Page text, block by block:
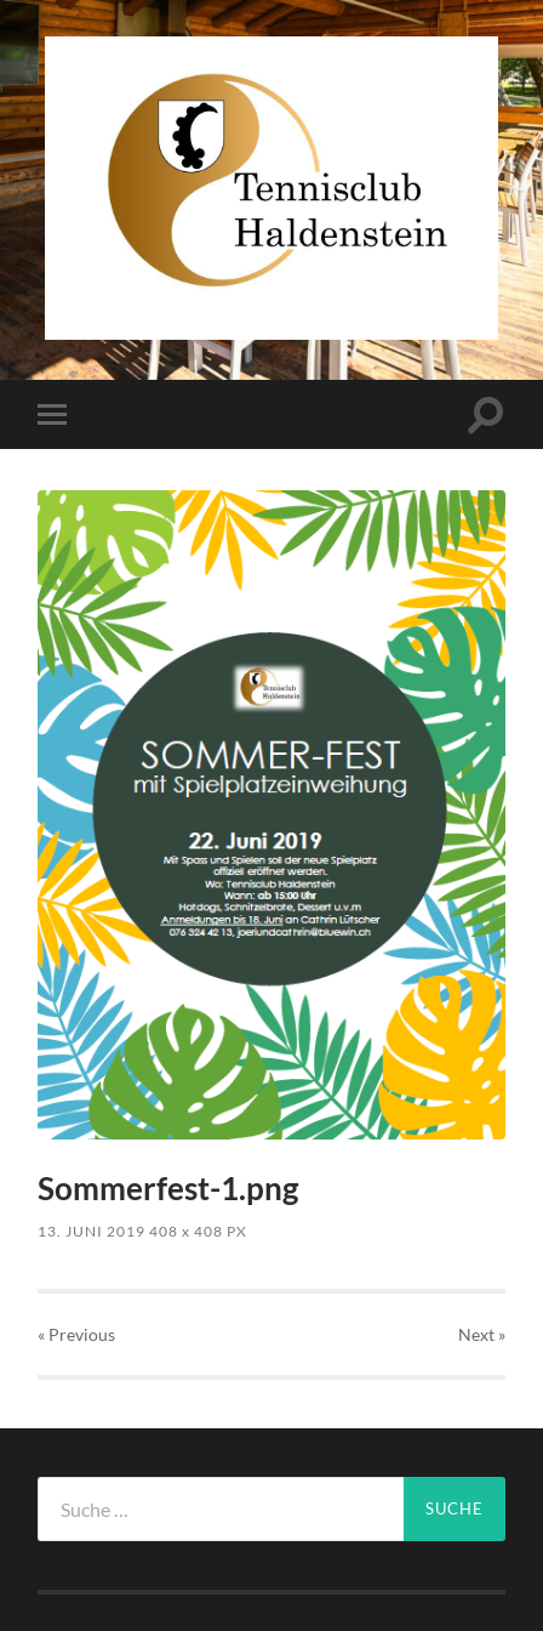
TC
Haldenstein
Toggle
mobile
Toggle
Sommerfest-1.png
13. JUNI 2019 408x 408 PX
« Previous Next»
nach: